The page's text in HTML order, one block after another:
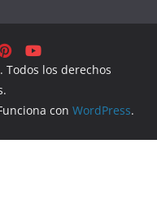
. Todos los derechos
con WordPress.